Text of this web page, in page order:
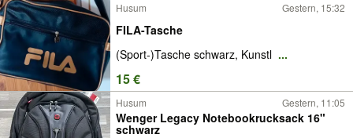
Husum
Gestern, 15:32
FILA-Tasche
(Sport-)Tasche schwarz, Kunstl ...
15 €
Husum Gestern, 11:05
Wenger Legacy Notebookrucksack 16"
schwarz